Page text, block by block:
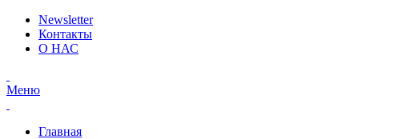
Newsletter
Контакты
О НАС
Меню
Главная